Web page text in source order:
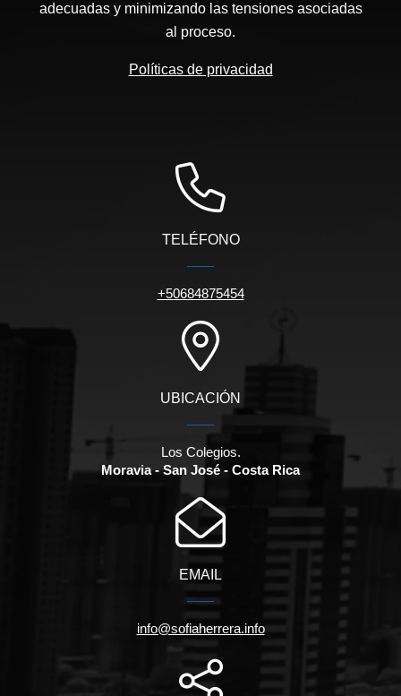
adecuadas y minimizando las tensiones asociadas
al proceso.
Políticas de privacidad
TELÉFONO
+50684875454
UBICACIÓN
Los Colegios.
Moravia - San José - Costa Rica
EMAIL
info@sofiaherrera.info